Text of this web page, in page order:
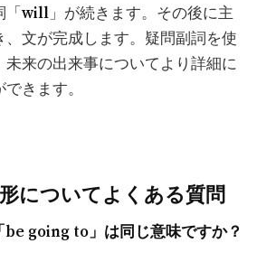
「will 」が続きます。その後に主
、文が完成します。疑問副詞を使
未来の出来事についてより詳細に
きます。
についてよくある質問
going to」は同じ意味ですか？